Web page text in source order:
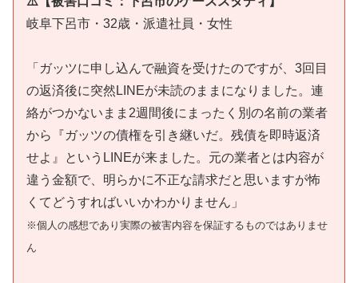
岐阜下呂市・32歳・派遣社員・女性
「ガッツに申し込んで融資を受けたのですが、3回目
の返済後に突然LINEが未読のままになりました。連
絡がつかないまま2週間後にまったく別の名前の業者
から『ガッツの債権を引き継いだ。残債を即時返済
せよ』というLINEが来ました。元の業者とは内容が
違う金額で、明らかに不正な請求だと思いますが怖
くてどうすればいいかわかりません」
※個人の感想であり実際の被害内容を保証するものではありませ
ん